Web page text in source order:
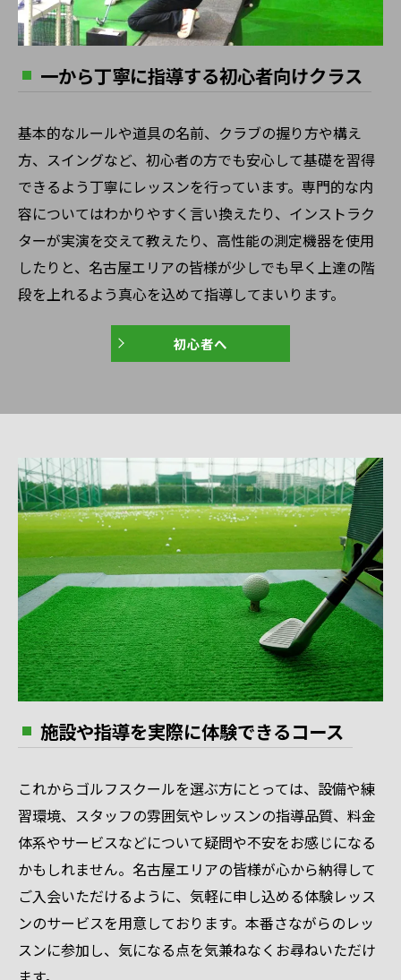
一から丁寧に指導する初心者向けクラス
基本的なルールや道具の名前、クラブの握り方や構え
方、スイングなど、初心者の方でも安心して基礎を習得
できるよう丁寧にレッスンを行っています。専門的な内
容についてはわかりやすく言い換えたり、インストラク
ターが実演を交えて教えたり、高性能の測定機器を使用
したりと、名古屋エリアの皆様が少しでも早く上達の階
段を上れるよう真心を込めて指導してまいります。
初心者へ
施設や指導を実際に体験できるコース
これからゴルフスクールを選ぶ方にとっては、設備や練
習環境、スタッフの雰囲気やレッスンの指導品質、料金
体系やサービスなどについて疑問や不安をお感じになる
かもしれません。名古屋エリアの皆様が心から納得して
ご入会いただけるように、気軽に申し込める体験レッス
ンのサービスを用意しております。本番さながらのレッ
スンに参加し、気になる点を気兼ねなくお尋ねいただけ